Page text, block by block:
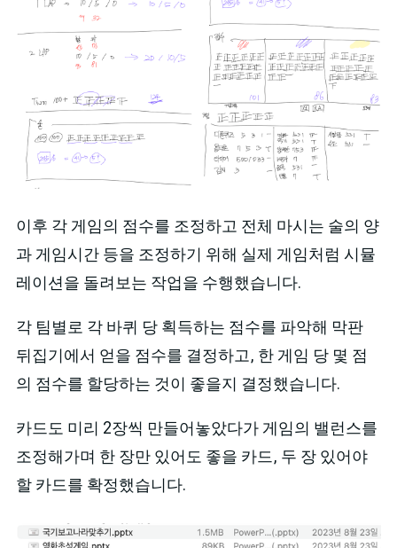
이후 각 게임의 점수를 조정하고 전체 마시는 술의 양
과 게임시간 등을 조정하기 위해 실제 게임처럼 시뮬
레이션을 돌려보는 작업을 수행했습니다.
각 팀별로 각 바퀴 당 획득하는 점수를 파악해 막판
뒤집기에서 얻을 점수를 결정하고, 한 게임 당 몇 점
의 점수를 할당하는 것이 좋을지 결정했습니다.
카드도 미리 2장씩 만들어놓았다가 게임의 밸런스를
조정해가며 한 장만 있어도 좋을 카드, 두 장 있어야
할 카드를 확정했습니다.